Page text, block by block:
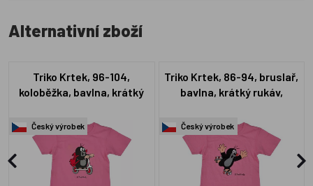
Alternativní zboží
Triko Krtek, 96-104,
koloběžka, bavlna, krátký
Český výrobek
Triko Krtek, 86-94, bruslař,
bavlna, krátký rukáv,
Český výrobek